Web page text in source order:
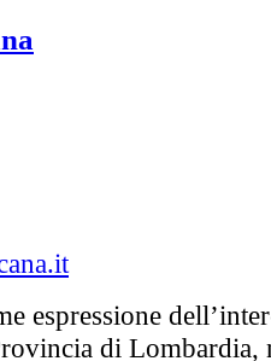
espressione
di Lombardia,